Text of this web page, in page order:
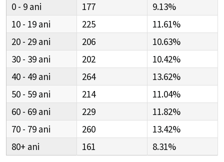
0 - 9 177
9.13%
10 - 19
225
11.61%
20 - 29
206
10.63%
30 - 39
202
10.42%
40 - 49
264
13.62%
50 - 59
214
11.04%
60 - 69
229
11.82%
70 - 79
260
13.42%
80+
161 8.31%